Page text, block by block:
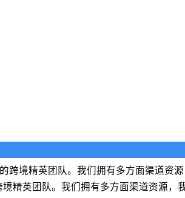
跨境精英团队。我们拥有多方面渠道资
精英团队。我们拥有多方面渠道资源，